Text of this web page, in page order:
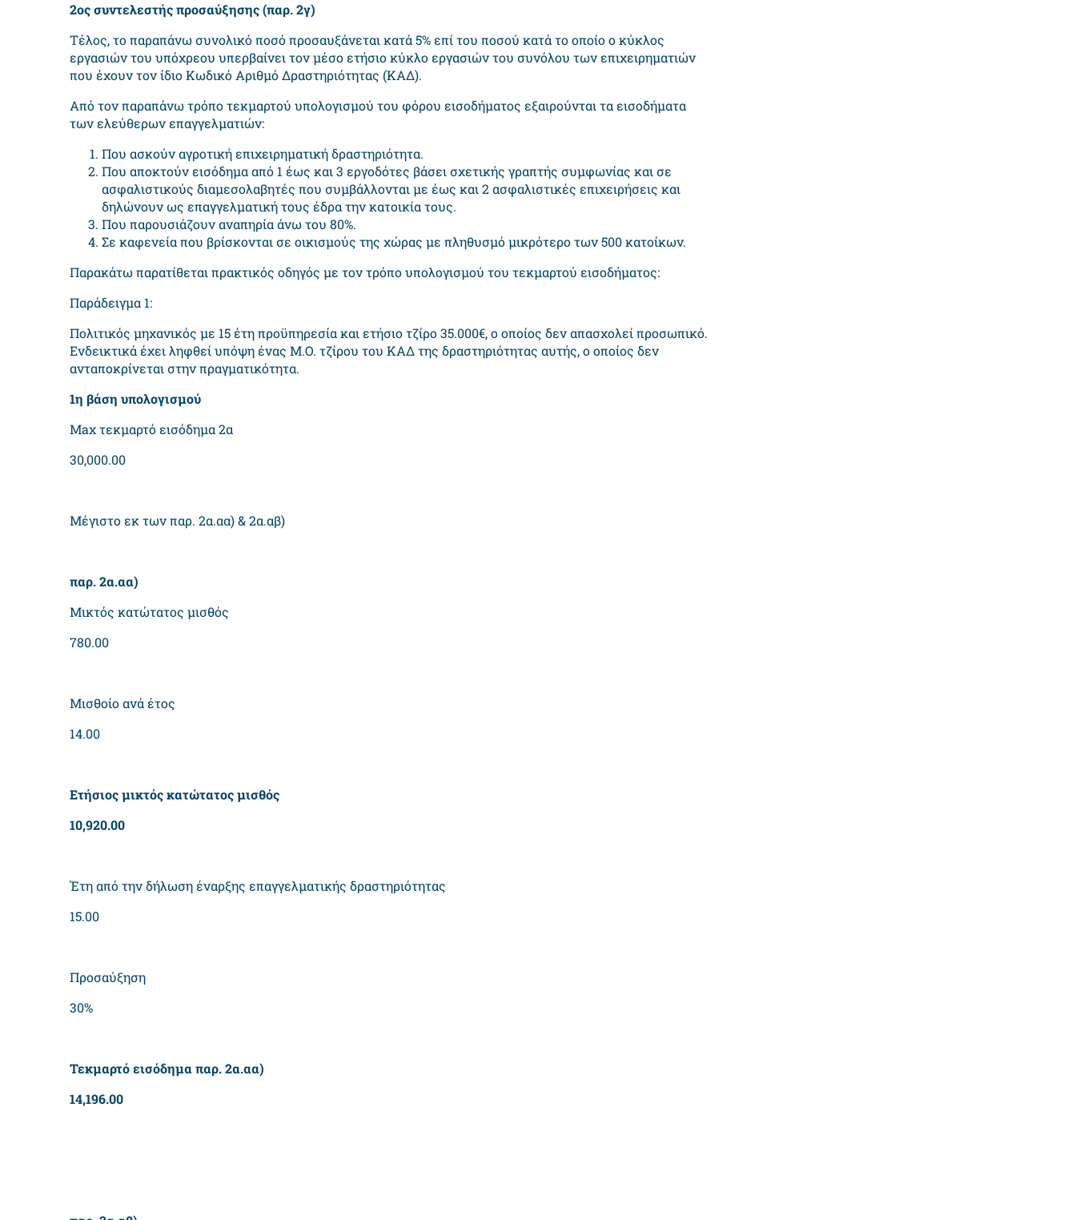
2οςσυντελεστής προσαύξησης (παρ. 2γ)
Τέλος, το παραπάνω συνολικό ποσό προσαυξάνεται κατά 5% επί του ποσού κατά το οποίο ο κύκλος
εργασιών του υπόχρεου υπερβαίνει τον μέσο ετήσιο κύκλο εργασιών του συνόλου των επιχειρηματιών
που έχουν τον ίδιο Κωδικό Αριθμό Δραστηριότητας (ΚΑΔ).
Από τον παραπάνω τρόπο τεκμαρτού υπολογισμού του φόρου εισοδήματος εξαιρούνται τα εισοδήματα
των ελεύθερων επαγγελματιών:
Που ασκούν αγροτική επιχειρηματική δραστηριότητα.
Που αποκτούν εισόδημα από 1 έως και 3 εργοδότες βάσει σχετικής γραπτής συμφωνίας και σε
ασφαλιστικούς διαμεσολαβητές που συμβάλλονται με έως και 2 ασφαλιστικές επιχειρήσεις και
δηλώνουν ως επαγγελματική τους έδρα την κατοικία τους.
Που παρουσιάζουν αναπηρία άνω του 80%.
Σε καφενεία που βρίσκονται σε οικισμούς της χώρας με πληθυσμό μικρότερο των 500 κατοίκων.
Παρακάτω παρατίθεται πρακτικός οδηγός με τον τρόπο υπολογισμού του τεκμαρτού εισοδήματος:
Παράδειγμα 1:
Πολιτικός μηχανικός με 15 έτη προϋπηρεσία και ετήσιο τζίρο 35.000€, ο οποίος δεν απασχολεί προσωπικό.
Ενδεικτικά έχει ληφθεί υπόψη ένας Μ.Ο. τζίρου του ΚΑΔ της δραστηριότητας αυτής, ο οποίος δεν
ανταποκρίνεται στην πραγματικότητα.
1η βάση υπολογισμού
Max τεκμαρτό εισόδημα 2α
30,000.00
Μέγιστο εκ των παρ. 2α.αα) & 2α.αβ)
παρ. 2α.αα)
Μικτός κατώτατος μισθός
780.00
Μισθοίο ανά έτος
14.00
Ετήσιος μικτός κατώτατος μισθός
10,920.00
Έτη από την δήλωση έναρξης επαγγελματικής δραστηριότητας
15.00
Προσαύξηση
30%
Τεκμαρτό εισόδημα παρ. 2α.αα)
14,196.00